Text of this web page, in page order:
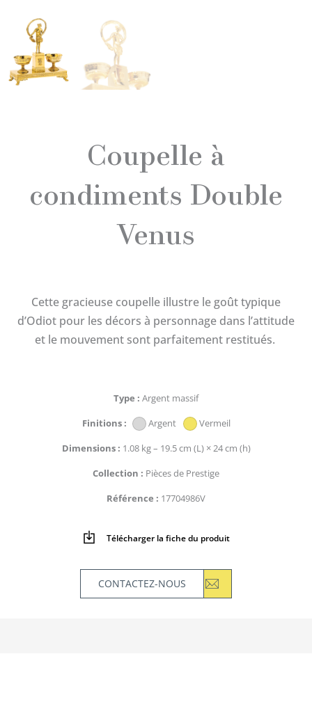
Coupelle à
condiments Double
Venus
Cette gracieuse coupelle illustre le goût typique
d’Odiot pour les décors à personnage dans l’attitude
et le mouvement sont parfaitement restitués.
Type
Argent massif
Finitions
Argent
Vermeil
Dimensions
1.08 kg – 19.5 cm (L) × 24 cm (h)
Collection
Pièces de Prestige
Référence
17704986V
Télécharger la fiche du produit
CONTACTEZ-NOUS